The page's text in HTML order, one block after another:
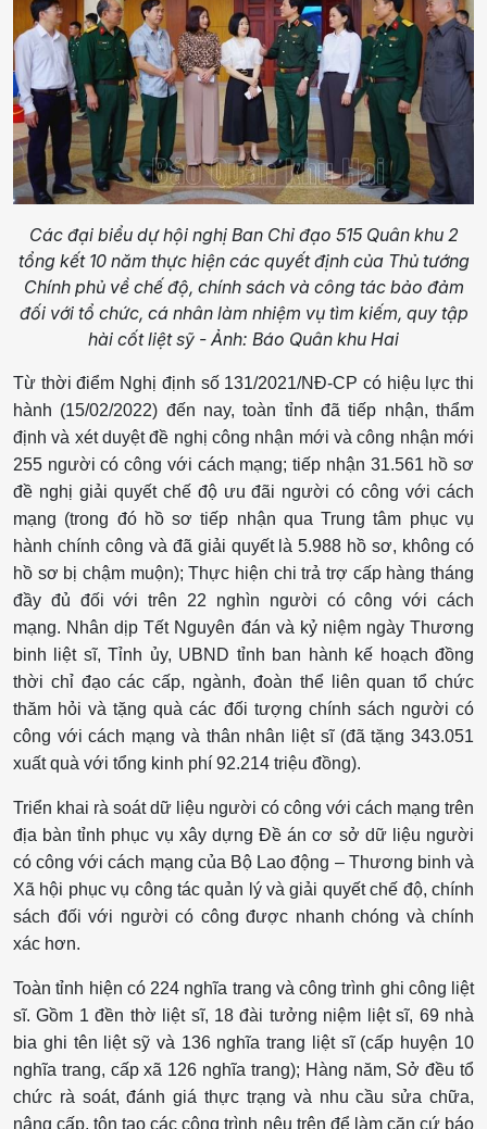
Các đại biểu dự hội nghị Ban Chỉ đạo 515 Quân khu 2
tổng kết 10 năm thực hiện các quyết định của Thủ tướng
Chính phủ về chế độ, chính sách và công tác bảo đảm
đối với tổ chức, cá nhân làm nhiệm vụ tìm kiếm, quy tập
hài cốt liệt sỹ - Ảnh: Báo Quân khu Hai
Từ thời điểm Nghị định số 131/2021/NĐ-CP có hiệu lực thi
hành (15/02/2022) đến nay, toàn tỉnh đã tiếp nhận, thẩm
định và xét duyệt đề nghị công nhận mới và công nhận mới
255 người có công với cách mạng; tiếp nhận 31.561 hồ sơ
đề nghị giải quyết chế độ ưu đãi người có công với cách
mạng (trong đó hồ sơ tiếp nhận qua Trung tâm phục vụ
hành chính công và đã giải quyết là 5.988 hồ sơ, không có
hồ sơ bị chậm muộn); Thực hiện chi trả trợ cấp hàng tháng
đầy đủ đối với trên 22 nghìn người có công với cách
mạng. Nhân dịp Tết Nguyên đán và kỷ niệm ngày Thương
binh liệt sĩ, Tỉnh ủy, UBND tỉnh ban hành kế hoạch đồng
thời chỉ đạo các cấp, ngành, đoàn thể liên quan tổ chức
thăm hỏi và tặng quà các đối tượng chính sách người có
công với cách mạng và thân nhân liệt sĩ (đã tặng 343.051
xuất quà với tổng kinh phí 92.214 triệu đồng).
Triển khai rà soát dữ liệu người có công với cách mạng trên
địa bàn tỉnh phục vụ xây dựng Đề án cơ sở dữ liệu người
có công với cách mạng của Bộ Lao động – Thương binh và
Xã hội phục vụ công tác quản lý và giải quyết chế độ, chính
sách đối với người có công được nhanh chóng và chính
xác hơn.
Toàn tỉnh hiện có 224 nghĩa trang và công trình ghi công liệt
sĩ. Gồm 1 đền thờ liệt sĩ, 18 đài tưởng niệm liệt sĩ, 69 nhà
bia ghi tên liệt sỹ và 136 nghĩa trang liệt sĩ (cấp huyện 10
nghĩa trang, cấp xã 126 nghĩa trang); Hàng năm, Sở đều tổ
chức rà soát, đánh giá thực trạng và nhu cầu sửa chữa,
nâng cấp, tôn tạo các công trình nêu trên để làm căn cứ báo